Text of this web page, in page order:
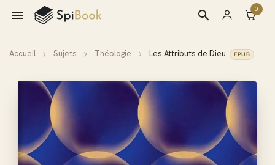
 0
search
Accueil Sujets Théologie Les Attributs de Dieu EPUB